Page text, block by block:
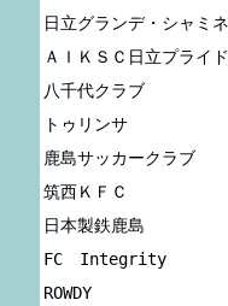
日立グランデ・シャミ
ＡＩＫＳＣ日立プライド
八千代クラブ
トゥリンサ
鹿島サッカークラブ
筑西ＫＦＣ
日本製鉄鹿島
FC　Integrity
ROWDY